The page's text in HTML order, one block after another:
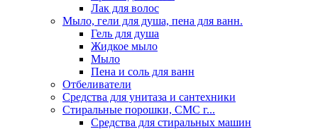
Лак для волос
Мыло, гели для душа, пена для ванн.
Гель для душа
Жидкое мыло
Мыло
Пена и соль для ванн
Отбеливатели
Средства для унитаза и сантехники
Стиральные порошки, СМС г...
Средства для стиральных машин